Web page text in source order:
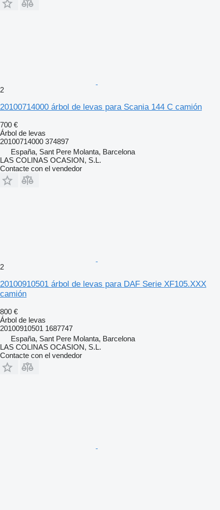
2
20100714000 árbol de levas para Scania 144 C camión
700 €
Árbol de levas
20100714000 374897
España, Sant Pere Molanta, Barcelona
LAS COLINAS OCASION, S.L.
Contacte con el vendedor
2
20100910501 árbol de levas para DAF Serie XF105.XXX
camión
800 €
Árbol de levas
20100910501 1687747
España, Sant Pere Molanta, Barcelona
LAS COLINAS OCASION, S.L.
Contacte con el vendedor